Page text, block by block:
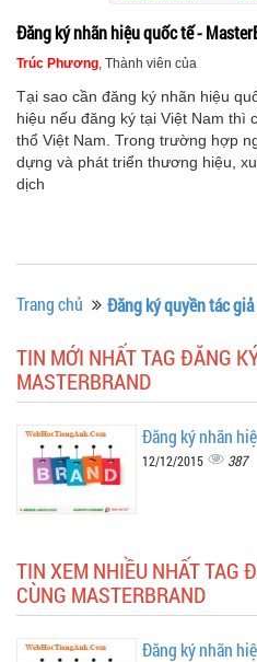
Đăng ký nhãn hiệu quốc tế -
Trúc Phương , Thành viên của
Tại sao cần đăng ký nhãn hiệu
hiệu nếu đăng ký tại Việt Nam thì
thổ Việt Nam. Trong trường hợp
dựng và phát triển thương hiệu,
dịch
Trang chủ Đăng ký quyền tác
TIN MỚI NHẤT TAG ĐĂNG
MASTERBRAND
Đăng ký nhãn
12/12/2015 387
TIN XEM NHIỀU NHẤT TAG
CÙNG MASTERBRAND
Đăng ký nhãn